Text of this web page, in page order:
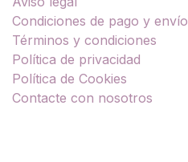
Condiciones de pago y envío
Términos y condiciones
Política de privacidad
Política de Cookies
Contacte con nosotros